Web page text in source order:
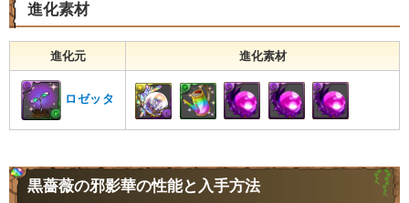
進化素材
進化元 進化素材
ロゼッタ
黒薔薇の邪影華の性能と入手方法